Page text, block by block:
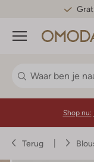
Menu
Shop nu:
Terug